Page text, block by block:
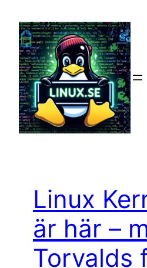
innehåll
Linux
är här –
Torvalds